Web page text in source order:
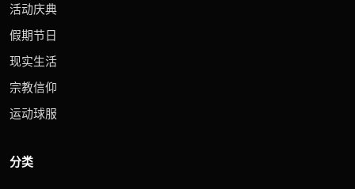
活动庆典
假期节日
现实生活
宗教信仰
运动球服
分类